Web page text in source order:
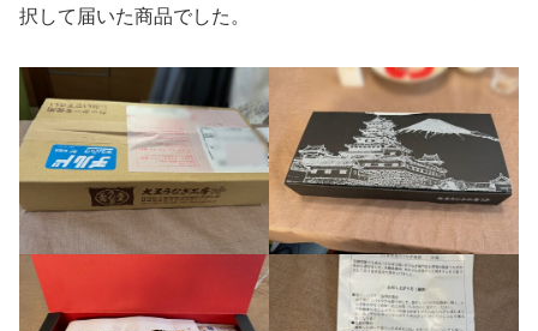
択して届いた商品でした。